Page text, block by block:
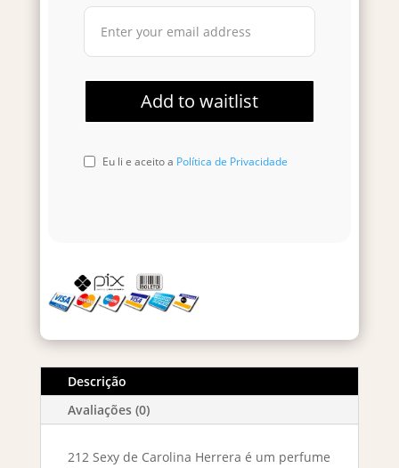
Eu li e aceito a Política de Privacidade
Descrição
Avaliações (0)
212 Sexy de Carolina Herrera é um perfume